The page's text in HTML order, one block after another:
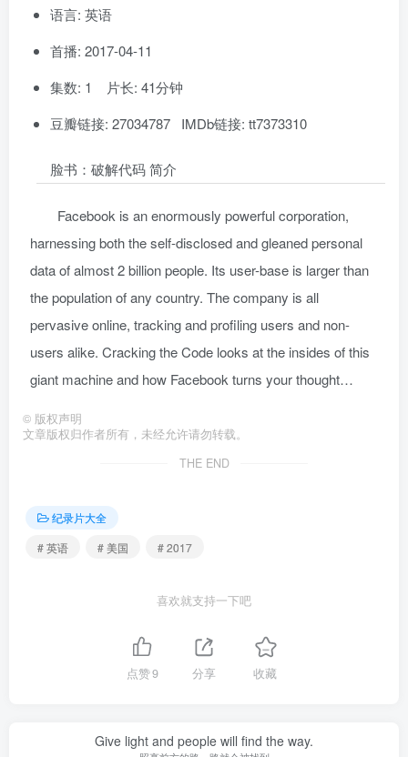
语言: 英语
首播: 2017-04-11
集数: 1 片长: 41分钟
豆瓣链接: 27034787 IMDb链接: tt7373310
脸书：破解代码 简介
Facebook is an enormously powerful corporation,
harnessing both the self-disclosed and gleaned personal
data of almost 2 billion people. Its user-base is larger than
the population of any country. The company is all
pervasive online, tracking and profiling users and non-
users alike. Cracking the Code looks at the insides of this
giant machine and how Facebook turns your thought…
© 版权声明
文章版权归作者所有，未经允许请勿转载。
THE END
纪录片大全
# 英语
# 美国 # 2017
喜欢就支持一下吧
点赞9 分享 收藏
Give light and people will find the way.